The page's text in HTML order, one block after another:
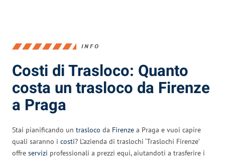
INFO
Costi di Trasloco: Quanto
costa un trasloco da Firenze
a Praga
Stai pianificando un trasloco da Firenze a Praga e vuoi capire
quali saranno i costi? L’azienda di traslochi ‘Traslochi Firenze’
offre servizi professionali a prezzi equi, aiutandoti a trasferire i